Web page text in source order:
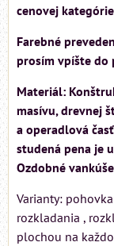
cenovej
Farebné
prosím vpíšte do
Materiál:
masívu, drevnej
a operadlová
studená pena je
Ozdobné
Varianty:
rozkladania ,
plochou na